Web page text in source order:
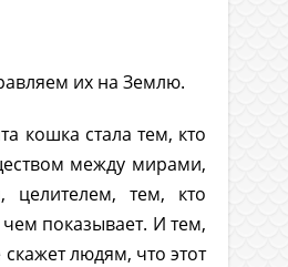
их на Землю.
кошка стала тем, кто
между мирами,
целителем, тем, кто
показывает. И тем,
скажет людям, что этот